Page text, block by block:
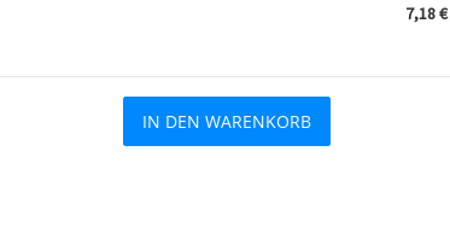
7,18 €
IN DEN WARENKORB